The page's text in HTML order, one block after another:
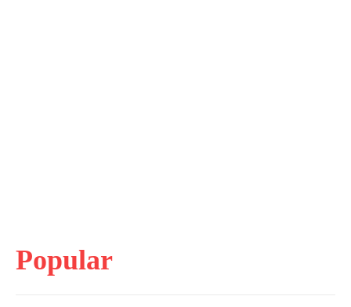
Popular